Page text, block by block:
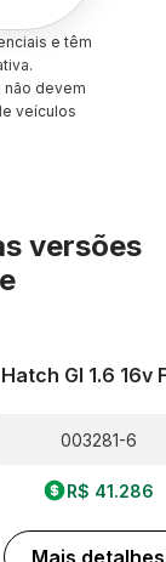
e têm
não devem
veículos
versões
Hatch Gl 1.6 16v
003281-6
R$ 41.286
Mais detalhes